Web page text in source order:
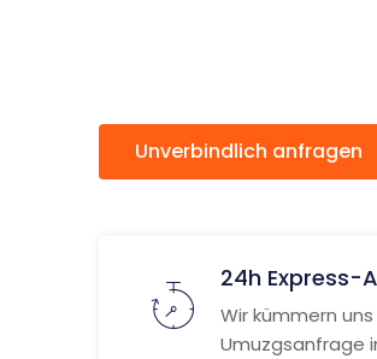
Unverbindlich anfragen
24h Express-
Wir kümmern
Umuzgsanfrage